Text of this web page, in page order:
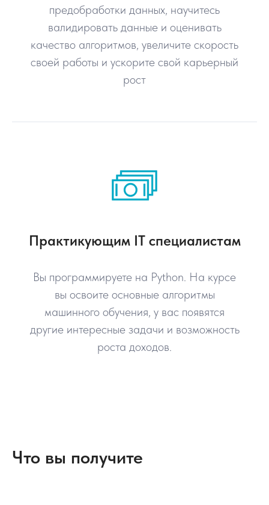
предобработки данных, научитесь
валидировать данные и оценивать
качество алгоритмов, увеличите скорость
своей работы и ускорите свой карьерный
рост
Практикующим IT специалистам
Вы программируете на Python. На курсе
вы освоите основные алгоритмы
машинного обучения, у вас появятся
другие интересные задачи и возможность
роста доходов.
Что вы получите